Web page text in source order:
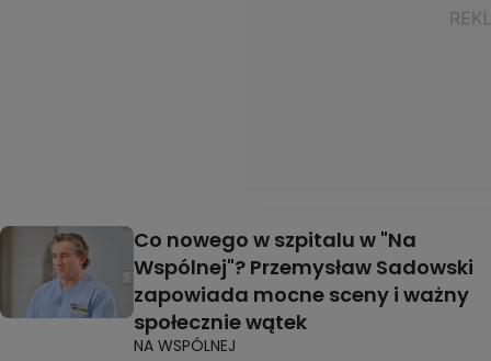
Co nowego w szpitalu w "Na
Wspólnej"? Przemysław Sadowski
zapowiada mocne sceny i ważny
społecznie wątek
NA WSPÓLNEJ